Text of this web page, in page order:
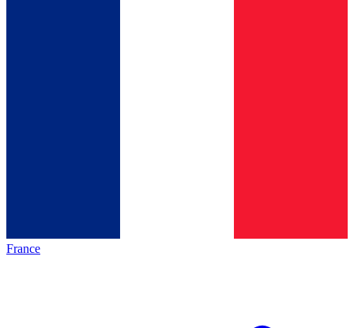
France